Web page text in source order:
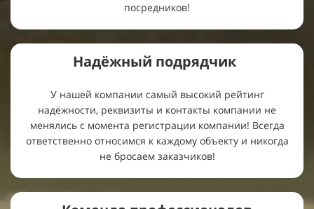
посредников!
Надёжный подрядчик
У нашей компании самый высокий рейтинг
надёжности, реквизиты и контакты компании не
менялись с момента регистрации компании! Всегда
ответственно относимся к каждому объекту и никогда
не бросаем заказчиков!